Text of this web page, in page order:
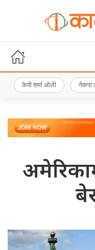
केपी शर्मा ओली नेकपा